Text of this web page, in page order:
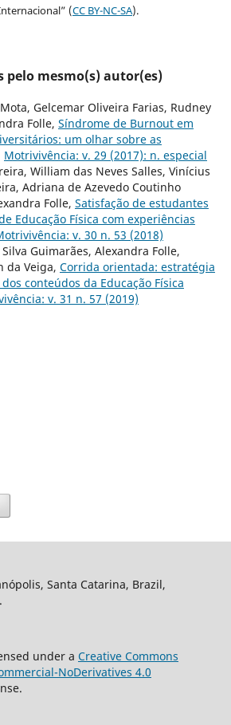
(CC BY-NC-SA).
pelo mesmo(s) autor(es)
Gelcemar Oliveira Farias, Rudney
Folle, Síndrome de Burnout em
um olhar sobre as
Motrivivência: v. 29 (2017): n. especial
William das Neves Salles, Vinícius
Adriana de Azevedo Coutinho
Folle, Satisfação de estudantes
Educação Física com experiências
v. 30 n. 53 (2018)
Guimarães, Alexandra Folle,
da Veiga, Corrida orientada: estratégia
conteúdos da Educação Física
v. 31 n. 57 (2019)
Santa Catarina, Brazil,
under a Creative Commons
NoDerivatives 4.0